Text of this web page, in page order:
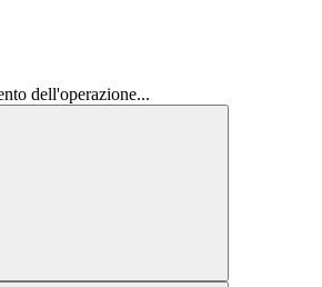
dell'operazione...